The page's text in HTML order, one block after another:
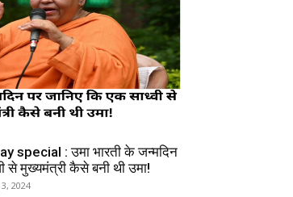
special : उमा भारती के जन्मदिन
से मुख्यमंत्री कैसे बनी थी उमा!
2024